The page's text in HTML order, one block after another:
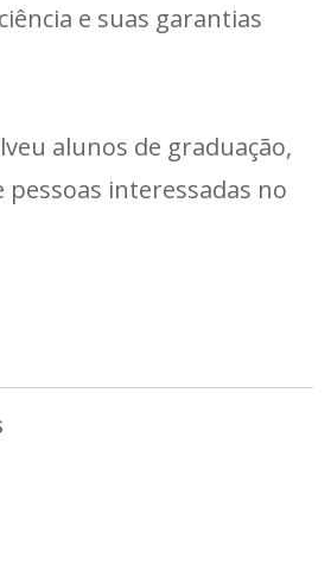
e suas garantias
alunos de graduação,
pessoas interessadas no